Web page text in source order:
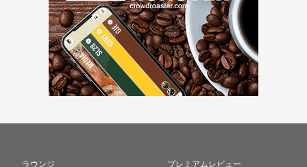
ラウンジ プレミアムレビュー